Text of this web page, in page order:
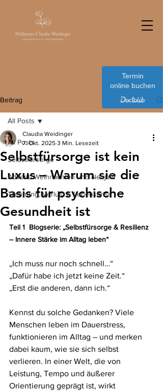
Termin
online buchen
Beitrag
All Posts
Selbstfürsorge
Advent, Weihnachten und Neujahr
Trennung, Verlust & Lebenskrise
All Posts
Selbstfürsorge ist kein
Luxus – Warum sie die
Basis für psychische
Gesundheit ist
Claudia Weidinger
7. Okt. 2025 3 Min. Lesezeit
Teil 1  Blogserie: „Selbstfürsorge & Resilienz
– Innere Stärke im Alltag leben“
„Ich muss nur noch schnell…“
„Dafür habe ich jetzt keine Zeit.“
„Erst die anderen, dann ich.“
Kennst du solche Gedanken? Viele
Menschen leben im Dauerstress,
funktionieren im Alltag – und merken
dabei kaum, wie sie sich selbst
verlieren. In einer Welt, die von
Leistung, Tempo und äußerer
Orientierung geprägt ist, wirkt